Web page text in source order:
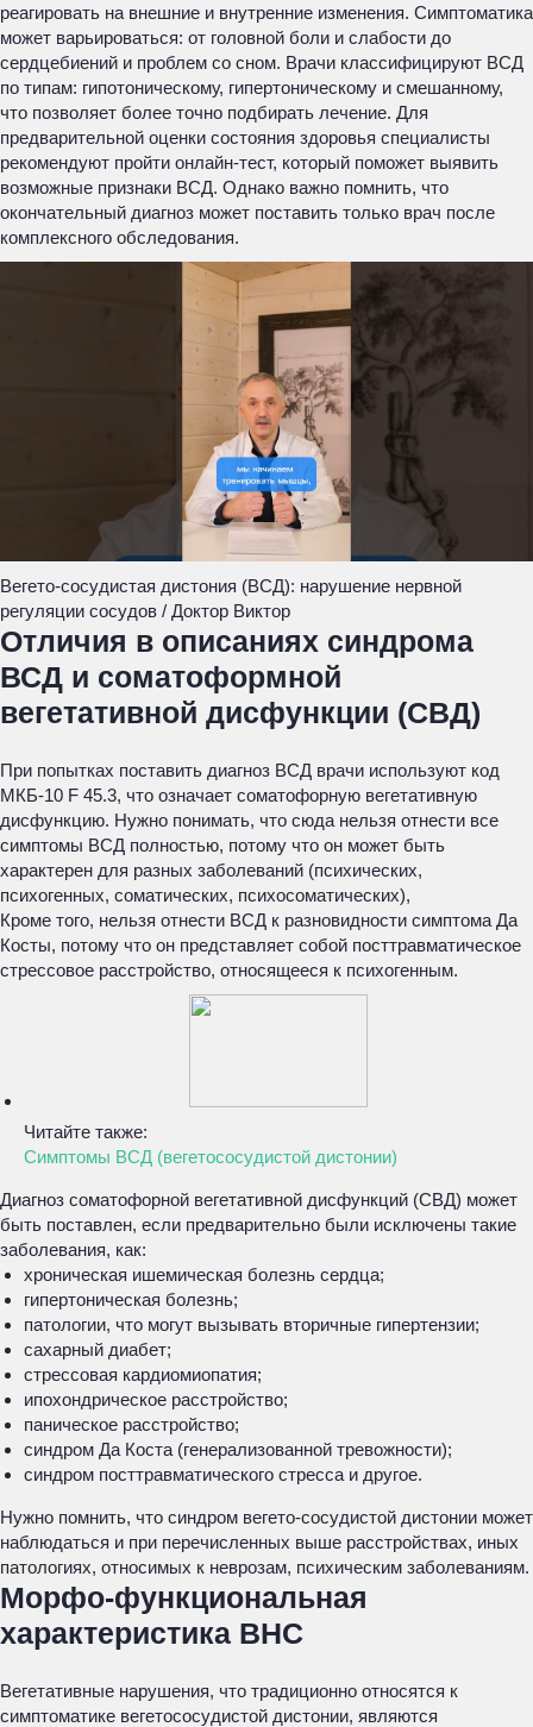
реагировать на внешние и внутренние изменения. Симптоматика
может варьироваться: от головной боли и слабости до
сердцебиений и проблем со сном. Врачи классифицируют ВСД
по типам: гипотоническому, гипертоническому и смешанному,
что позволяет более точно подбирать лечение. Для
предварительной оценки состояния здоровья специалисты
рекомендуют пройти онлайн-тест, который поможет выявить
возможные признаки ВСД. Однако важно помнить, что
окончательный диагноз может поставить только врач после
комплексного обследования.
Вегето-сосудистая дистония (ВСД): нарушение нервной
регуляции сосудов / Доктор Виктор
Отличия в описаниях синдрома
ВСД и соматоформной
вегетативной дисфункции (СВД)
При попытках поставить диагноз ВСД врачи используют код
МКБ-10 F 45.3, что означает соматофорную вегетативную
дисфункцию. Нужно понимать, что сюда нельзя отнести все
симптомы ВСД полностью, потому что он может быть
характерен для разных заболеваний (психических,
психогенных, соматических, психосоматических),
Кроме того, нельзя отнести ВСД к разновидности симптома Да
Косты, потому что он представляет собой посттравматическое
стрессовое расстройство, относящееся к психогенным.
Читайте также:
Симптомы ВСД (вегетососудистой дистонии)
Диагноз соматофорной вегетативной дисфункций (СВД) может
быть поставлен, если предварительно были исключены такие
заболевания, как:
хроническая ишемическая болезнь сердца;
гипертоническая болезнь;
патологии, что могут вызывать вторичные гипертензии;
сахарный диабет;
стрессовая кардиомиопатия;
ипохондрическое расстройство;
паническое расстройство;
синдром Да Коста (генерализованной тревожности);
синдром посттравматического стресса и другое.
Нужно помнить, что синдром вегето-сосудистой дистонии может
наблюдаться и при перечисленных выше расстройствах, иных
патологиях, относимых к неврозам, психическим заболеваниям.
Морфо-функциональная
характеристика ВНС
Вегетативные нарушения, что традиционно относятся к
симптоматике вегетососудистой дистонии, являются